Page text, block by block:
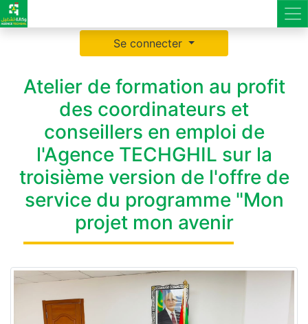
Se connecter
Atelier de formation au profit
des coordinateurs et
conseillers en emploi de
l'Agence TECHGHIL sur la
troisième version de l'offre de
service du programme "Mon
projet mon avenir